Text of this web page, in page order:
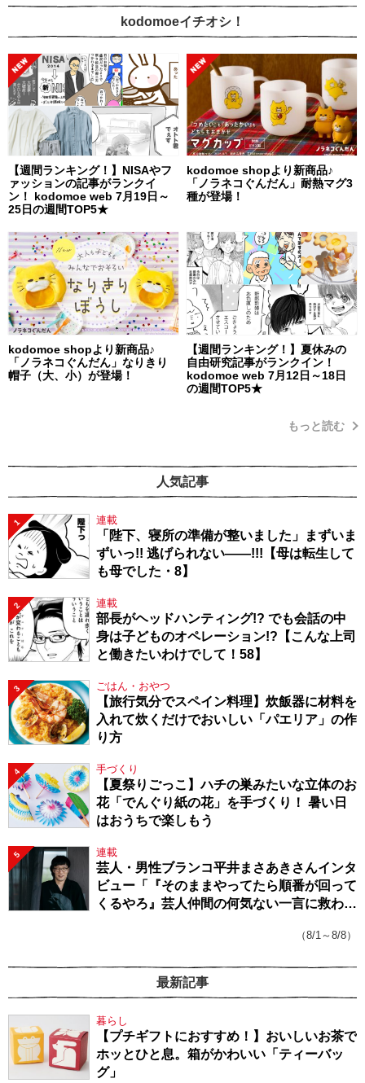
kodomoeイチオシ！
【週間ランキング！】NISAやフ
ァッションの記事がランクイ
ン！ kodomoe web 7月19日～
25日の週間TOP5★
kodomoe shopより新商品♪
「ノラネコぐんだん」耐熱マグ3
種が登場！
kodomoe shopより新商品♪
「ノラネコぐんだん」なりきり
帽子（大、小）が登場！
【週間ランキング！】夏休みの
自由研究記事がランクイン！
kodomoe web 7月12日～18日
の週間TOP5★
もっと読む
人気記事
1 連載
「陛下、寝所の準備が整いました」まずいま
ずいっ!! 逃げられない――!!!【母は転生して
も母でした・8】
2 連載
部長がヘッドハンティング!? でも会話の中
身は子どものオペレーション!?【こんな上司
と働きたいわけでして！58】
3 ごはん・おやつ
【旅行気分でスペイン料理】炊飯器に材料を
入れて炊くだけでおいしい「パエリア」の作
り方
4 手づくり
【夏祭りごっこ】ハチの巣みたいな立体のお
花「でんぐり紙の花」を手づくり！ 暑い日
はおうちで楽しもう
5 連載
芸人・男性ブランコ平井まさあきさんインタ
ビュー「『そのままやってたら順番が回って
くるやろ』芸人仲間の何気ない一言に救われ
（8/1～8/8）
最新記事
暮らし
【プチギフトにおすすめ！】おいしいお茶で
ホッとひと息。箱がかわいい「ティーバッ
グ」